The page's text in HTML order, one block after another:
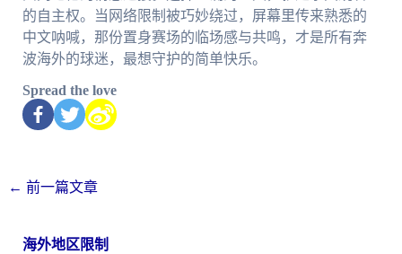
的自主权。当网络限制被巧妙绕过，屏幕里传来熟悉的
中文呐喊，那份置身赛场的临场感与共鸣，才是所有奔
波海外的球迷，最想守护的简单快乐。
Spread the love
← 前一篇文章
海外地区限制